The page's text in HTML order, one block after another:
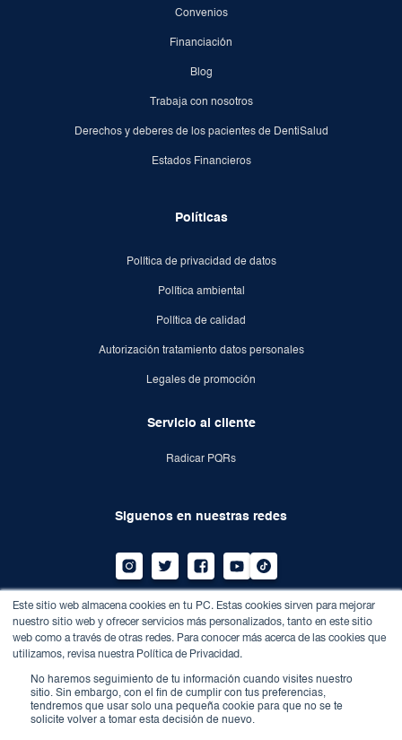
Este sitio web almacena cookies en tu PC. Estas cookies sirven para mejorar
nuestro sitio web y ofrecer servicios más personalizados, tanto en este sitio
web como a través de otras redes. Para conocer más acerca de las cookies que
utilizamos, revisa nuestra Política de Privacidad.
No haremos seguimiento de tu información cuando visites nuestro
sitio. Sin embargo, con el fin de cumplir con tus preferencias,
tendremos que usar solo una pequeña cookie para que no se te
solicite volver a tomar esta decisión de nuevo.
Convenios
Financiación
Blog
Trabaja con nosotros
Derechos y deberes de los pacientes de DentiSalud
Estados Financieros
Políticas
Política de privacidad de datos
Política ambiental
Política de calidad
Autorización tratamiento datos personales
Legales de promoción
Servicio al cliente
Radicar PQRs
Siguenos en nuestras redes
Dirección:Av calle 100 n° 13-21 conjunto empresarial
edificio Megatower.
Teléfono:7459010
info@dentisalud.com.co